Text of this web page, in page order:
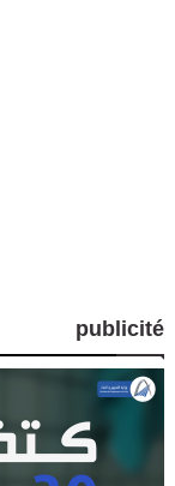
publicité